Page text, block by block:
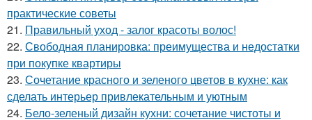
практические советы
21. Правильный уход - залог красоты волос!
22. Свободная планировка: преимущества и недостатки
при покупке квартиры
23. Сочетание красного и зеленого цветов в кухне: как
сделать интерьер привлекательным и уютным
24. Бело-зеленый дизайн кухни: сочетание чистоты и